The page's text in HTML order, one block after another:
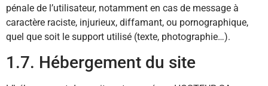
pénale de l’utilisateur, notamment en cas de message à
caractère raciste, injurieux, diffamant, ou pornographique,
quel que soit le support utilisé (texte, photographie…).
1.7. Hébergement du site